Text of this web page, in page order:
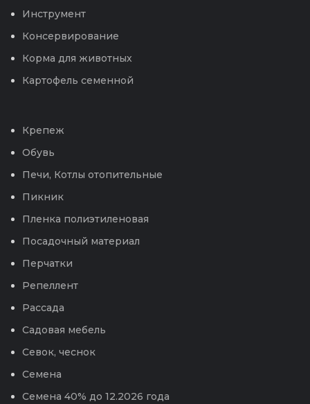
Инструмент
Консервирование
Корма для животных
Картофель семенной
Крепеж
Обувь
Печи, Котлы отопительные
Пикник
Пленка полиэтиленовая
Посадочный материал
Перчатки
Репеллент
Рассада
Садовая мебель
Севок, чеснок
Семена
Семена 40% до 12.2026 года